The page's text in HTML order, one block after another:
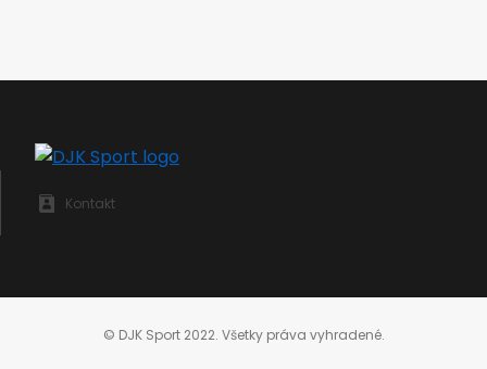
Kontakt
© DJK Sport 2022. Všetky práva vyhradené.